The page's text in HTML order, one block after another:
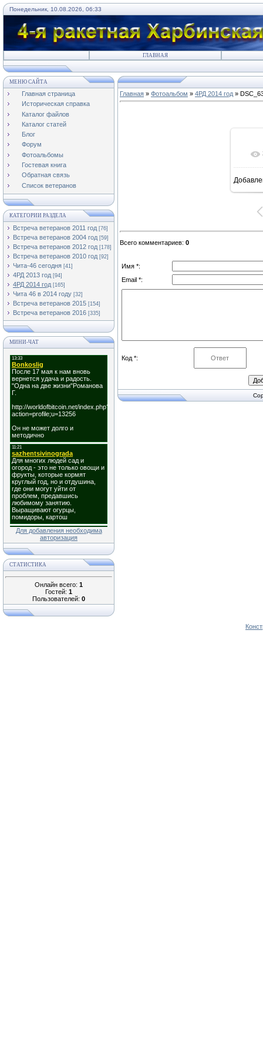
Понедельник, 10.08.2026, 06:33
ГЛАВНАЯ
МЕНЮ САЙТА
Главная страница
Историческая справка
Каталог файлов
Каталог статей
Блог
Форум
Фотоальбомы
Гостевая книга
Обратная связь
Список ветеранов
КАТЕГОРИИ РАЗДЕЛА
Встреча ветеранов 2011 год [76]
Встреча ветеранов 2004 год [59]
Встреча ветеранов 2012 год [178]
Встреча ветеранов 2010 год [92]
Чита-46 сегодня [41]
4РД 2013 год [94]
4РД 2014 год [165]
Чита 46 в 2014 году [32]
Встреча ветеранов 2015 [154]
Встреча ветеранов 2016 [335]
МИНИ-ЧАТ
Для добавления необходима
авторизация
СТАТИСТИКА
Онлайн всего: 1
Гостей: 1
Пользователей: 0
Главная » Фотоальбом » 4РД 2014 год »
Всего комментариев: 0
Имя *:
Email *:
Код *: